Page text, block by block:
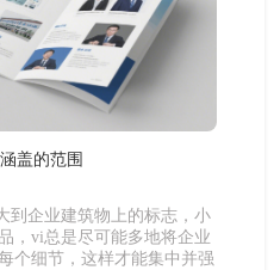
盖的范围
到企业建筑物上的标志，小
，vi总是尽可能多地将企业
个细节，这样才能集中并强